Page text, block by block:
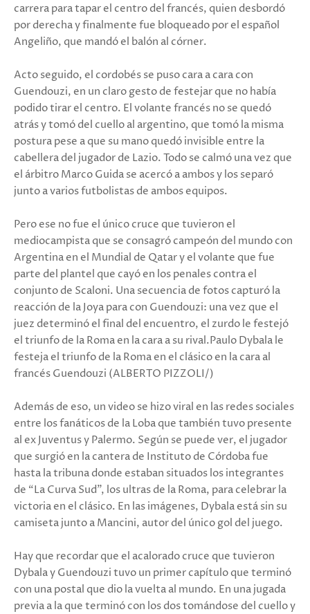
carrera para tapar el centro del francés, quien desbordó
por derecha y finalmente fue bloqueado por el español
Angeliño, que mandó el balón al córner.
Acto seguido, el cordobés se puso cara a cara con
Guendouzi, en un claro gesto de festejar que no había
podido tirar el centro. El volante francés no se quedó
atrás y tomó del cuello al argentino, que tomó la misma
postura pese a que su mano quedó invisible entre la
cabellera del jugador de Lazio. Todo se calmó una vez que
el árbitro Marco Guida se acercó a ambos y los separó
junto a varios futbolistas de ambos equipos.
Pero ese no fue el único cruce que tuvieron el
mediocampista que se consagró campeón del mundo con
Argentina en el Mundial de Qatar y el volante que fue
parte del plantel que cayó en los penales contra el
conjunto de Scaloni. Una secuencia de fotos capturó la
reacción de la Joya para con Guendouzi: una vez que el
juez determinó el final del encuentro, el zurdo le festejó
el triunfo de la Roma en la cara a su rival.Paulo Dybala le
festeja el triunfo de la Roma en el clásico en la cara al
francés Guendouzi (ALBERTO PIZZOLI/)
Además de eso, un video se hizo viral en las redes sociales
entre los fanáticos de la Loba que también tuvo presente
al ex Juventus y Palermo. Según se puede ver, el jugador
que surgió en la cantera de Instituto de Córdoba fue
hasta la tribuna donde estaban situados los integrantes
de “La Curva Sud”, los ultras de la Roma, para celebrar la
victoria en el clásico. En las imágenes, Dybala está sin su
camiseta junto a Mancini, autor del único gol del juego.
Hay que recordar que el acalorado cruce que tuvieron
Dybala y Guendouzi tuvo un primer capítulo que terminó
con una postal que dio la vuelta al mundo. En una jugada
previa a la que terminó con los dos tomándose del cuello y